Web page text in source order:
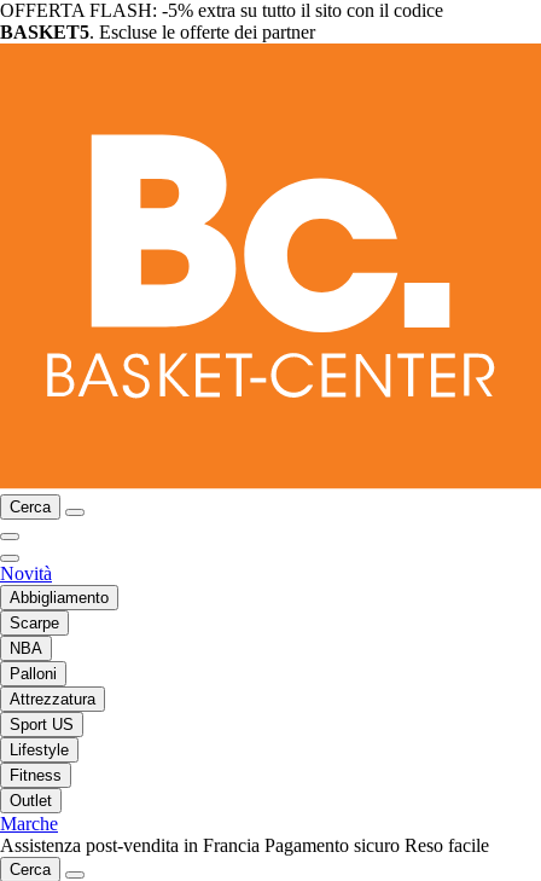
OFFERTA FLASH: -5% extra su tutto il sito con il codice
BASKET5. Escluse le offerte dei partner
Cerca
Novità
Abbigliamento
Scarpe
NBA
Palloni
Attrezzatura
Sport US
Lifestyle
Fitness
Outlet
Marche
Assistenza post-vendita in Francia Pagamento sicuro Reso facile
Cerca